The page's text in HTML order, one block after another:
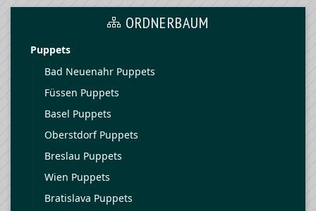
ORDNERBAUM
Puppets
Bad Neuenahr Puppets
Füssen Puppets
Basel Puppets
Oberstdorf Puppets
Breslau Puppets
Wien Puppets
Bratislava Puppets